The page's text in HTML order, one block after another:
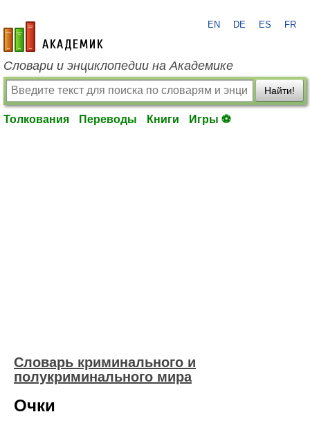
academic.ru
EN DE ES FR
Словари и энциклопедии на Академике
Найти!
Толкования Переводы Книги Игры ⚽
Словарь криминального и
полукриминального мира
Очки